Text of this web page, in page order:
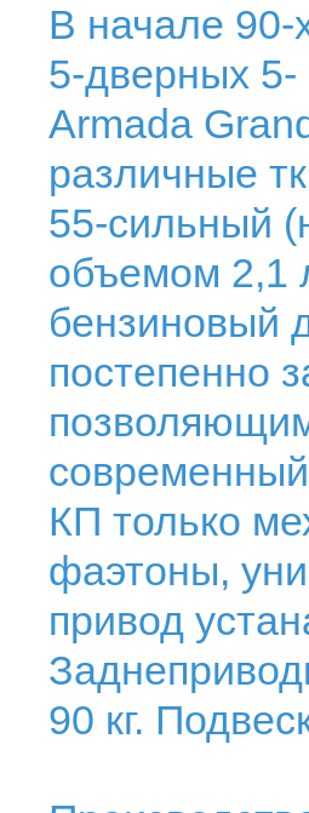
В начале 90-
5-дверных 5-
Armada
различные
55-сильный
объемом 2,1
бензиновый
постепенно
КП только
фаэтоны,
привод
90 кг.